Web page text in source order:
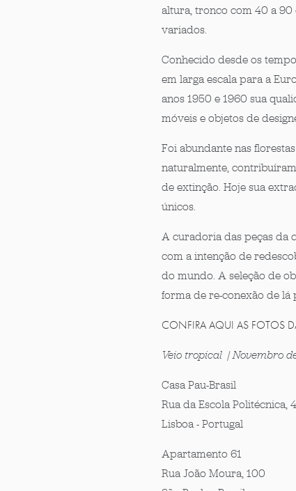
altura,tronco com 40 a 90
variados.
Conhecido desde os
em larga escala para a
anos 1950 e 1960 sua
móveis e objetos de
Foi abundante nas
naturalmente,
de extinção. Hojesua
únicos.
A curadoria das peças da
com a intenção de
do mundo. A seleção de
forma de re-conexão de lá
CONFIRA AQUI AS FOTOS
Veio tropical | Novembro
Casa Pau-Brasil
Rua da Escola Politécnica,
Lisboa - Portugal
Apartamento 61
Rua João Moura, 100